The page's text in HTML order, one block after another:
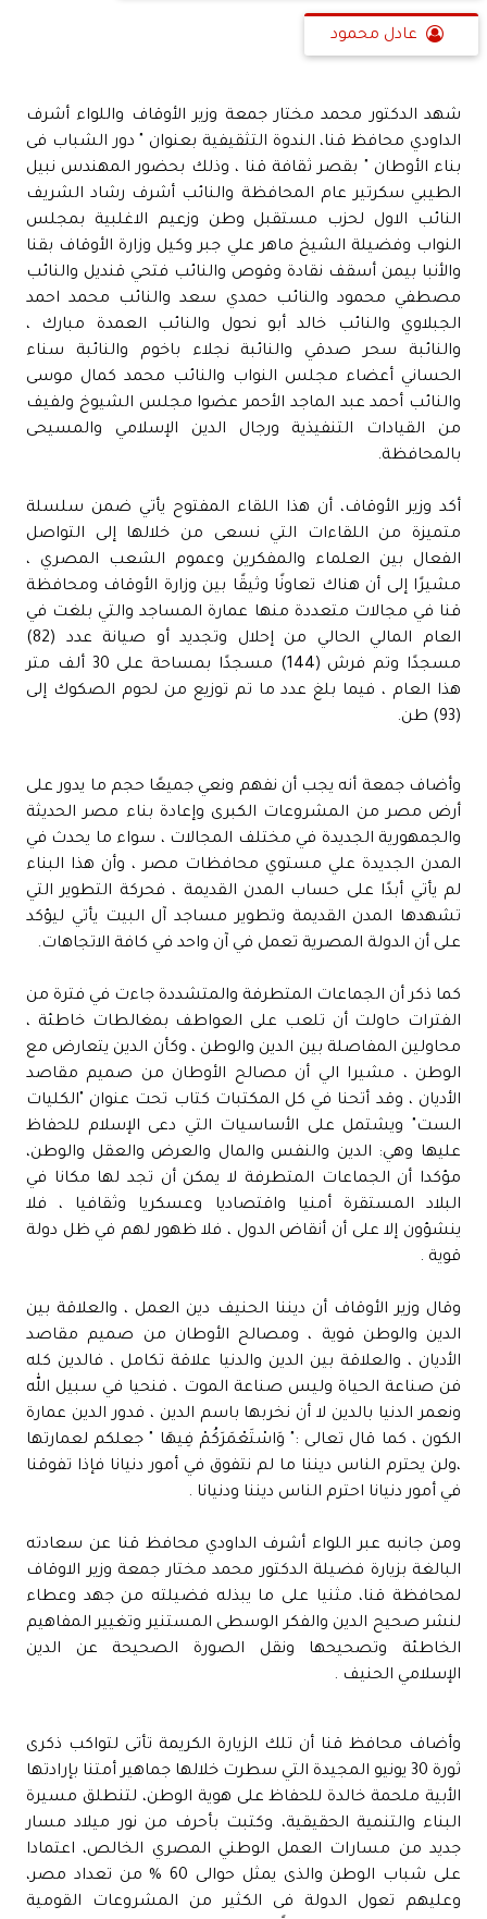
عادل محمود
شهد الدكتور محمد مختار جمعة وزير الأوقاف واللواء أشرف
الداودي محافظ قنا، الندوة التثقيفية بعنوان " دور الشباب فى
بناء الأوطان " بقصر ثقافة قنا ، وذلك بحضور المهندس نبيل
الطيبي سكرتير عام المحافظة والنائب أشرف رشاد الشريف
النائب الاول لحزب مستقبل وطن وزعيم الاغلبية بمجلس
النواب وفضيلة الشيخ ماهر علي جبر وكيل وزارة الأوقاف بقنا
والأنبا بيمن أسقف نقادة وقوص والنائب فتحي قنديل والنائب
مصطفي محمود والنائب حمدي سعد والنائب محمد احمد
الجبلاوي والنائب خالد أبو نحول والنائب العمدة مبارك ،
والنائبة سحر صدقي والنائبة نجلاء باخوم والنائبة سناء
الحساني أعضاء مجلس النواب والنائب محمد كمال موسى
والنائب أحمد عبد الماجد الأحمر عضوا مجلس الشيوخ ولفيف
من القيادات التنفيذية ورجال الدين الإسلامي والمسيحى
بالمحافظة.
أكد وزير الأوقاف، أن هذا اللقاء المفتوح يأتي ضمن سلسلة
متميزة من اللقاءات التي نسعى من خلالها إلى التواصل
الفعال بين العلماء والمفكرين وعموم الشعب المصري ،
مشيرًا إلى أن هناك تعاونًا وثيقًا بين وزارة الأوقاف ومحافظة
قنا في مجالات متعددة منها عمارة المساجد والتي بلغت في
العام المالي الحالي من إحلال وتجديد أو صيانة عدد (82)
مسجدًا وتم فرش (144) مسجدًا بمساحة على 30 ألف متر
هذا العام ، فيما بلغ عدد ما تم توزيع من لحوم الصكوك إلى
(93) طن.
وأضاف جمعة أنه يجب أن نفهم ونعي جميعًا حجم ما يدور على
أرض مصر من المشروعات الكبرى وإعادة بناء مصر الحديثة
والجمهورية الجديدة في مختلف المجالات ، سواء ما يحدث في
المدن الجديدة علي مستوي محافظات مصر ، وأن هذا البناء
لم يأتي أبدًا على حساب المدن القديمة ، فحركة التطوير التي
تشهدها المدن القديمة وتطوير مساجد آل البيت يأتي ليؤكد
على أن الدولة المصرية تعمل في آن واحد في كافة الاتجاهات.
كما ذكر أن الجماعات المتطرفة والمتشددة جاءت في فترة من
الفترات حاولت أن تلعب على العواطف بمغالطات خاطئة ،
محاولين المفاصلة بين الدين والوطن ، وكأن الدين يتعارض مع
الوطن ، مشيرا الي أن مصالح الأوطان من صميم مقاصد
الأديان ، وقد أتحنا في كل المكتبات كتاب تحت عنوان "الكليات
الست" ويشتمل على الأساسيات التي دعى الإسلام للحفاظ
عليها وهي: الدين والنفس والمال والعرض والعقل والوطن،
مؤكدا أن الجماعات المتطرفة لا يمكن أن تجد لها مكانا في
البلاد المستقرة أمنيا واقتصاديا وعسكريا وثقافيا ، فلا
ينشؤون إلا على أن أنقاض الدول ، فلا ظهور لهم في ظل دولة
قوية .
وقال وزير الأوقاف أن ديننا الحنيف دين العمل ، والعلاقة بين
الدين والوطن قوية ، ومصالح الأوطان من صميم مقاصد
الأديان ، والعلاقة بين الدين والدنيا علاقة تكامل ، فالدين كله
فن صناعة الحياة وليس صناعة الموت ، فنحيا في سبيل الله
ونعمر الدنيا بالدين لا أن نخربها باسم الدين ، فدور الدين عمارة
الكون ، كما قال تعالى :" وَاسْتَعْمَرَكُمْ فِيهَا " جعلكم لعمارتها
،ولن يحترم الناس ديننا ما لم نتفوق في أمور دنيانا فإذا تفوقنا
في أمور دنيانا احترم الناس ديننا ودنيانا .
ومن جانبه عبر اللواء أشرف الداودي محافظ قنا عن سعادته
البالغة بزيارة فضيلة الدكتور محمد مختار جمعة وزير الاوقاف
لمحافظة قنا، مثنيا على ما يبذله فضيلته من جهد وعطاء
لنشر صحيح الدين والفكر الوسطى المستنير وتغيير المفاهيم
الخاطئة وتصحيحها ونقل الصورة الصحيحة عن الدين
الإسلامي الحنيف .
وأضاف محافظ قنا أن تلك الزيارة الكريمة تأتى لتواكب ذكرى
ثورة 30 يونيو المجيدة التي سطرت خلالها جماهير أمتنا بإرادتها
الأبية ملحمة خالدة للحفاظ على هوية الوطن، لتنطلق مسيرة
البناء والتنمية الحقيقية، وكتبت بأحرف من نور ميلاد مسار
جديد من مسارات العمل الوطني المصري الخالص، اعتمادا
على شباب الوطن والذى يمثل حوالى 60 % من تعداد مصر،
وعليهم تعول الدولة فى الكثير من المشروعات القومية